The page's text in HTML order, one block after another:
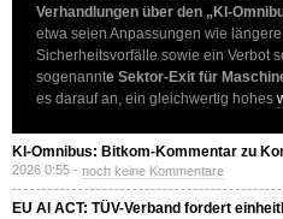
Verhandlungen über den „KI-
etwa seien Anpassungen wie
Sicherheitsvorfälle sowie ein Verbot
sogenannte Sektor-Exit für
es darauf an, ein gleichwertig hohes
KI-Omnibus: Bitkom-Kommentar zu
2026 0:55 - noch keine Kommentare
EU AI ACT: TÜV-Verband fordert